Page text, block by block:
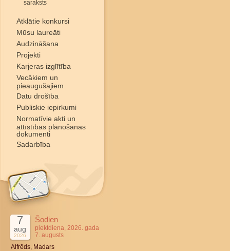
saraksts
Atklātie konkursi
Mūsu laureāti
Audzināšana
Projekti
Karjeras izglītība
Vecākiem un
pieaugušajiem
Datu drošība
Publiskie iepirkumi
Normatīvie akti un
attīstības plānošanas
dokumenti
Sadarbība
7
aug
2026
Šodien
piektdiena, 2026. gada
7. augusts
Alfrēds, Madars